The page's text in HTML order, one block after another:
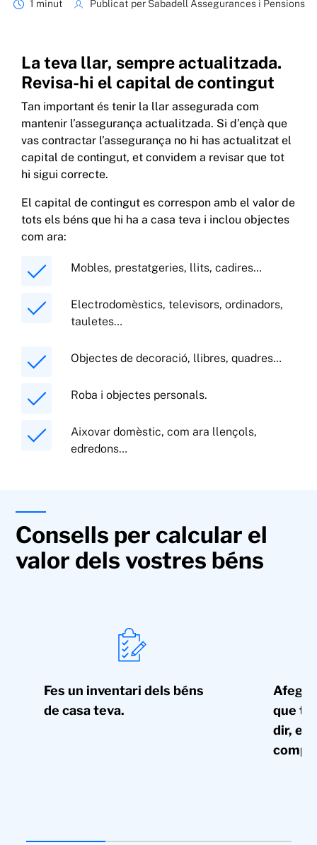
1 minut Publicat per Sabadell Assegurances i Pensions
La teva llar, sempre actualitzada.
Revisa-hi el capital de contingut
Tan important és tenir la llar assegurada com
mantenir l’assegurança actualitzada. Si d’ençà que
vas contractar l’assegurança no hi has actualitzat el
capital de contingut, et convidem a revisar que tot
hi sigui correcte.
El capital de contingut es correspon amb el valor de
tots els béns que hi ha a casa teva i inclou objectes
com ara:
Mobles, prestatgeries, llits, cadires…
Electrodomèstics, televisors, ordinadors,
tauletes…
Objectes de decoració, llibres, quadres…
Roba i objectes personals.
Aixovar domèstic, com ara llençols,
edredons…
Consells per calcular el
valor dels vostres béns
Fes un inventari dels béns
de casa teva.
que té
dir, el